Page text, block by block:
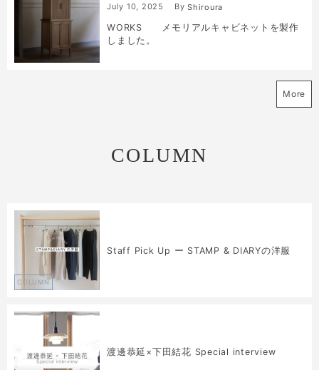
July 10 2025 By Shiroura
WORKS メモリアルキャビネットを製作
しました。
More
COLUMN
COLUMN
Staff Pick Up ー STAMP & DIARYの洋服
渡邊恭延×下田結花 Special interview